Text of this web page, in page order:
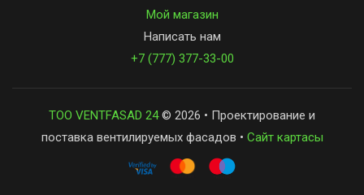
Мой магазин
Написать нам
+7 (777) 377-33-00
ТОО VENTFASAD 24© 2026 • Проектирование и
поставка вентилируемых фасадов • Сайт картасы